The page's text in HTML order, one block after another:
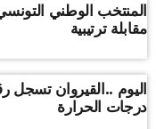
المنتخب الوطني
مقابلة ترتيبية
اليوم ..القيروان تسجل
درجات الحرارة